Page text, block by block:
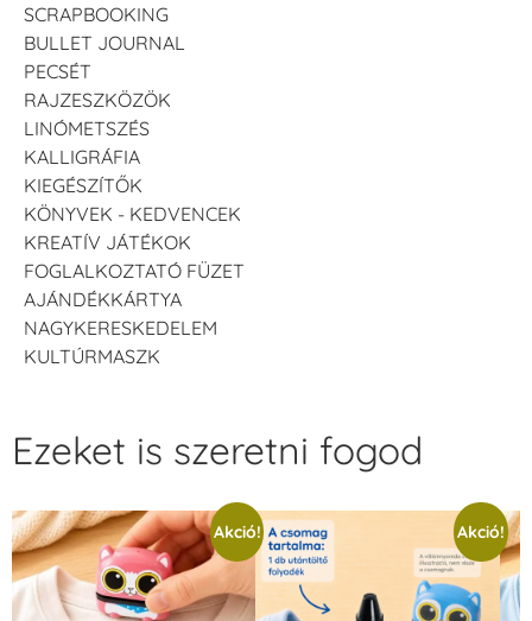
SCRAPBOOKING
BULLET JOURNAL
PECSÉT
RAJZESZKÖZÖK
LINÓMETSZÉS
KALLIGRÁFIA
KIEGÉSZÍTŐK
KÖNYVEK - KEDVENCEK
KREATÍV JÁTÉKOK
FOGLALKOZTATÓ FÜZET
AJÁNDÉKKÁRTYA
NAGYKERESKEDELEM
KULTÚRMASZK
Ezeket is szeretni fogod
Akció! Akció!